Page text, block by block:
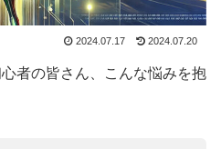
2024.07.17 2024.07.20
者の皆さん、こんな悩みを抱